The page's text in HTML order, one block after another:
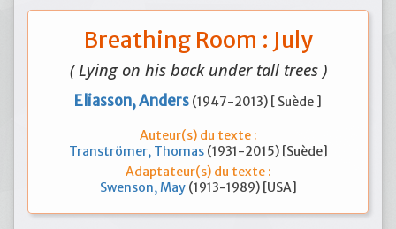
Breathing Room : July
( Lying on his back under tall trees )
Eliasson, Anders (1947-2013) [ Suède ]
Auteur(s) du texte :
Tranströmer, Thomas (1931-2015) [Suède]
Adaptateur(s) du texte :
Swenson, May (1913-1989) [USA]